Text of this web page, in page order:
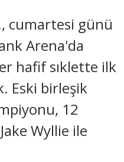
cumartesi günü
Arena'da
hafif sıklette ilk
Eski birleşik
12
Wyllie ile